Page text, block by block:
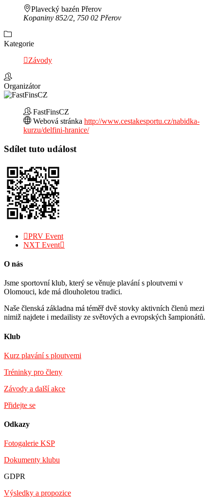
Plavecký bazén Přerov
Kopaniny 852/2, 750 02 Přerov
Kategorie
Závody
Organizátor
FastFinsCZ
Webová stránka http://www.cestakesportu.cz/nabidka-
kurzu/delfini-hranice/
Sdílet tuto událost
PRV Event
NXT Event
O nás
Jsme sportovní klub, který se věnuje plavání s ploutvemi v
Olomouci, kde má dlouholetou tradici.
Naše členská základna má téměř dvě stovky aktivních členů mezi
nimiž najdete i medailisty ze světových a evropských šampionátů.
Klub
Kurz plavání s ploutvemi
Tréninky pro členy
Závody a další akce
Přidejte se
Odkazy
Fotogalerie KSP
Dokumenty klubu
GDPR
Výsledky a propozice